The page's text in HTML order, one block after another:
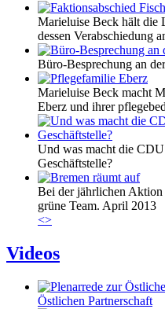
Marieluise Beck hält die
dessen Verabschiedung
Büro-Besprechung an
Marieluise Beck macht
Eberz und ihrer
Und was macht die
Geschäftstelle?
Bei der jährlichen Aktion
grüne Team. April 2013
<>
Videos
Östlichen Partnerschaft